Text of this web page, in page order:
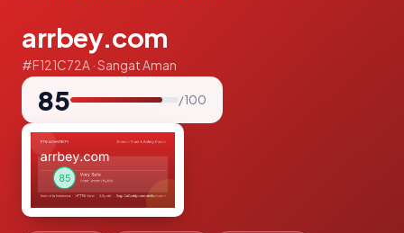
arrbey.com
#F121C72A · Sangat Aman
85 / 100